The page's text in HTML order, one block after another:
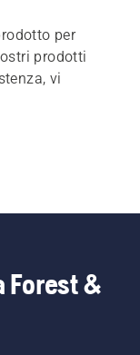
per
prodotti
vi
Forest &